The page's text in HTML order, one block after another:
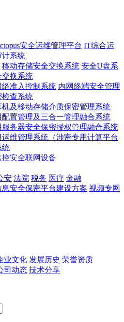
安全运维管理平台 IT综合运
计系统
移动存储安全交换系统 安全U盘系
交换系统
络准入控制系统 内网终端安全管理
检查系统
机及移动存储介质保密管理系统
配置管理及三合一管理融合系统
服务器安全保密授权管理融合系统
维管理系统（涉密专用计算平台
统
控安全联网设备
安 法院 税务 医疗 金融
息安全保密平台建设方案 视频专网
业文化 发展历史 荣誉资质
司动态 技术分享